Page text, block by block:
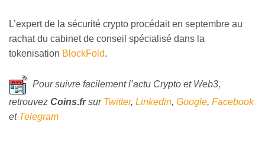
L’expert de la sécurité crypto procédait en septembre au
rachat du cabinet de conseil spécialisé dans la
tokenisation BlockFold.
Pour suivre facilement l’actu Crypto et Web3,
retrouvez Coins.frsur Twitter, Linkedin, Google, Facebook
et Telegram